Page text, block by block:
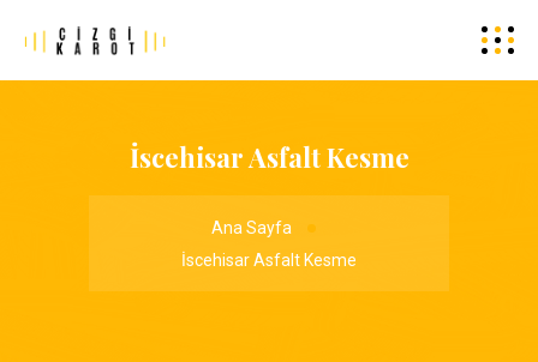
İscehisar Asfalt Kesme
Ana Sayfa
İscehisar Asfalt Kesme